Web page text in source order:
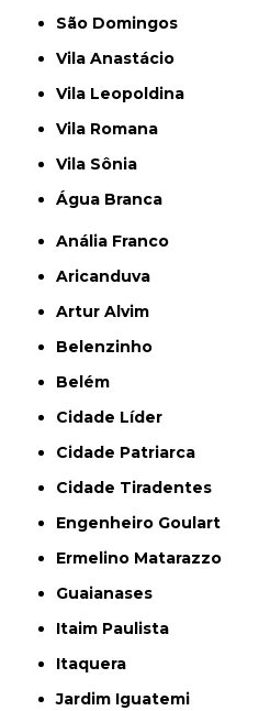
São Domingos
Vila Anastácio
Vila Leopoldina
Vila Romana
Vila Sônia
Água Branca
Anália Franco
Aricanduva
Artur Alvim
Belenzinho
Belém
Cidade Líder
Cidade Patriarca
Cidade Tiradentes
Engenheiro Goulart
Ermelino Matarazzo
Guaianases
Itaim Paulista
Itaquera
Jardim Iguatemi